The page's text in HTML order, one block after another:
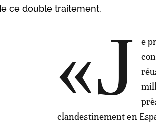
ce double traitement.
«J
e
clandestinement en